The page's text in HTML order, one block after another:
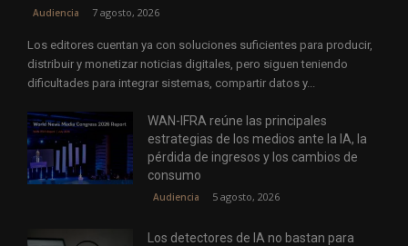
Audiencia 7 agosto, 2026
Los editores cuentan ya con soluciones suficientes para producir,
distribuir y monetizar noticias digitales, pero siguen teniendo
dificultades para integrar sistemas, compartir datos y...
WAN-IFRA reúne las principales
estrategias de los medios ante la IA, la
pérdida de ingresos y los cambios de
consumo
Audiencia 5 agosto, 2026
Los detectores de IA no bastan para